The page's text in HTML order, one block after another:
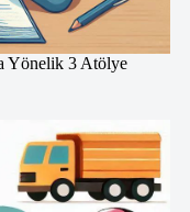
Yönelik 3 Atölye